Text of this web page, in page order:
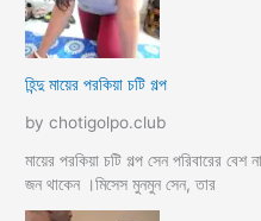
হিন্দু মায়ের পরকিয়া চটি গল্প
by chotigolpo.club
মায়ের পরকিয়া চটি গল্প সেন পরিবারের
জন থাকেন ।মিসেস মুনমুন সেন, তার